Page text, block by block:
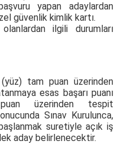
yapan adaylardan
güvenlik kimlik kartı.
ilgili durumları
tam puan üzerinden
esas başarı puanı
üzerinden tespit
Sınav Kurulunca,
suretiyle açık iş
aday belirlenecektir.